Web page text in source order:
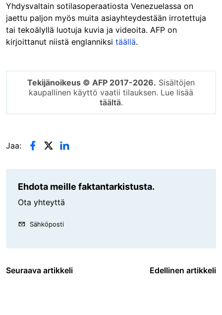
Yhdysvaltain sotilasoperaatiosta Venezuelassa on
jaettu paljon myös muita asiayhteydestään irrotettuja
tai tekoälyllä luotuja kuvia ja videoita. AFP on
kirjoittanut niistä englanniksi täällä.
Tekijänoikeus © AFP 2017-2026. Sisältöjen
kaupallinen käyttö vaatii tilauksen. Lue lisää
täältä.
Jaa:
Ehdota meille faktantarkistusta.
Ota yhteyttä
Sähköposti
Seuraava artikkeli Edellinen artikkeli